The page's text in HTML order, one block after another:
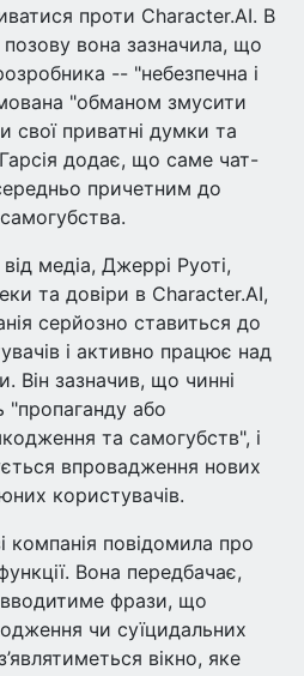
проти Character.AI. В
вона зазначила, що
-- "небезпечна і
"обманом змусити
свої приватні думки та
додає, що саме чат-
причетним до
медіа, Джеррі Руоті,
та довіри в Character.AI,
серйозно ставиться до
і активно працює над
Він зазначив, що чинні
"пропаганду або
та самогубств", і
впровадження нових
користувачів.
компанія повідомила про
Вона передбачає,
фрази, що
чи суїцидальних
вікно, яке